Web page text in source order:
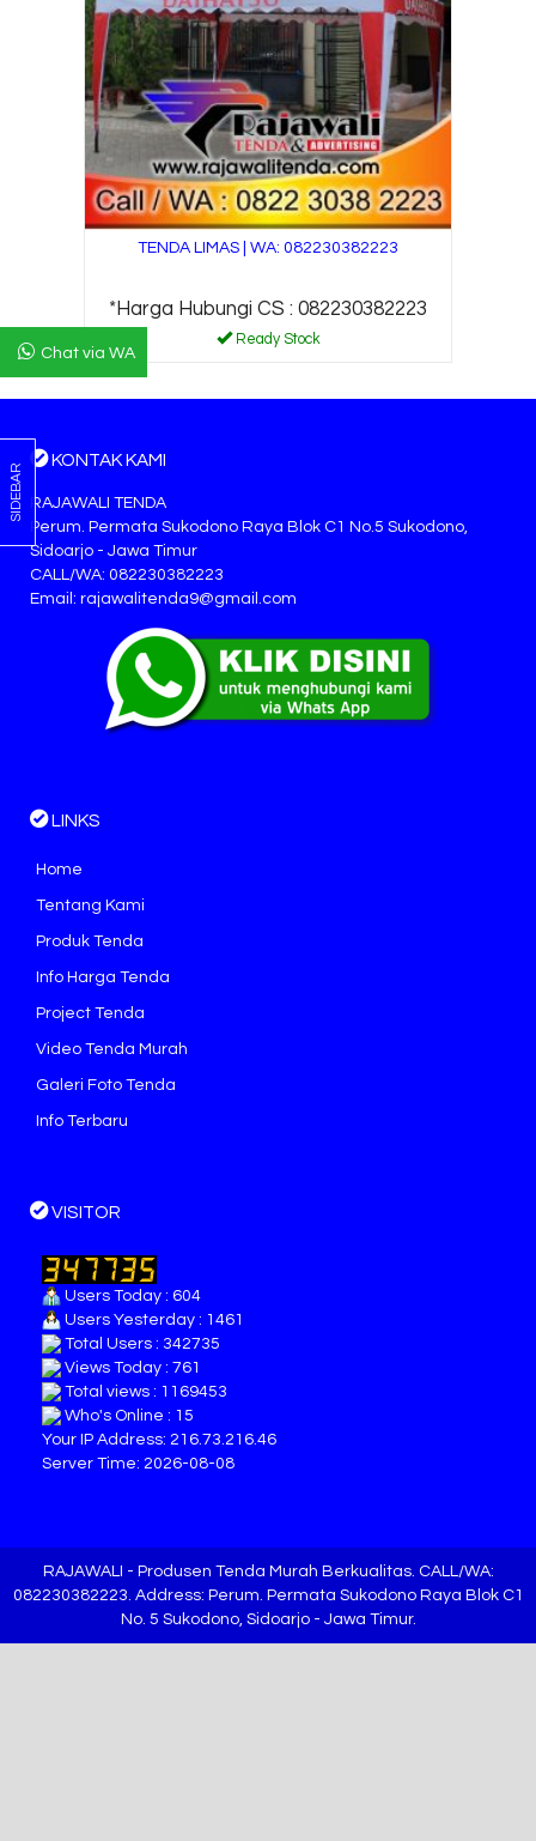
TENDA LIMAS | WA: 082230382223
*Harga Hubungi CS : 082230382223
Ready Stock
KONTAK KAMI
RAJAWALI TENDA
Perum. Permata Sukodono Raya Blok C1 No.5 Sukodono,
Sidoarjo - Jawa Timur
CALL/WA: 082230382223
Email: rajawalitenda9@gmail.com
LINKS
Home
Tentang Kami
Produk Tenda
Info Harga Tenda
Project Tenda
Video Tenda Murah
Galeri Foto Tenda
Info Terbaru
VISITOR
Users Today : 604
Users Yesterday : 1461
Total Users : 342735
Views Today : 761
Total views : 1169453
Who's Online : 15
Your IP Address: 216.73.216.46
Server Time: 2026-08-08
RAJAWALI - Produsen Tenda Murah Berkualitas. CALL/WA:
082230382223. Address: Perum. Permata Sukodono Raya Blok C1
No. 5 Sukodono, Sidoarjo - Jawa Timur.
SIDEBAR
Chat via WA